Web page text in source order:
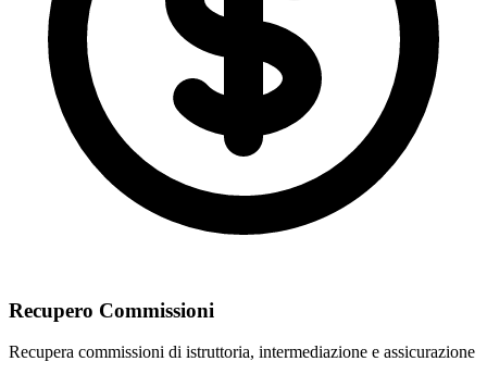
Recupero Commissioni
Recupera commissioni di istruttoria, intermediazione e assicurazione